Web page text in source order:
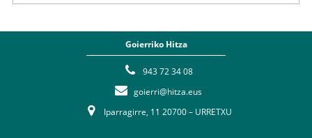
Goierriko Hitza
943 72 34 08
goierri@hitza.eus
Iparragirre, 11 20700 – URRETXU